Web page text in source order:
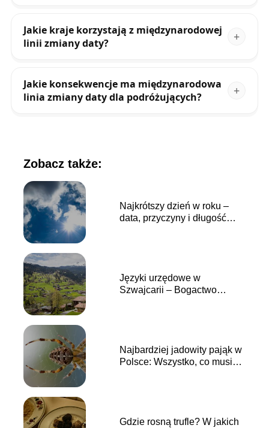
Jakie kraje korzystają z międzynarodowej
linii zmiany daty?
Jakie konsekwencje ma międzynarodowa
linia zmiany daty dla podróżujących?
Zobacz także:
Najkrótszy dzień w roku –
data, przyczyny i długość
Języki urzędowe w
Szwajcarii – Bogactwo
Najbardziej jadowity pająk w
Polsce: Wszystko, co musisz
Gdzie rosną trufle? W jakich